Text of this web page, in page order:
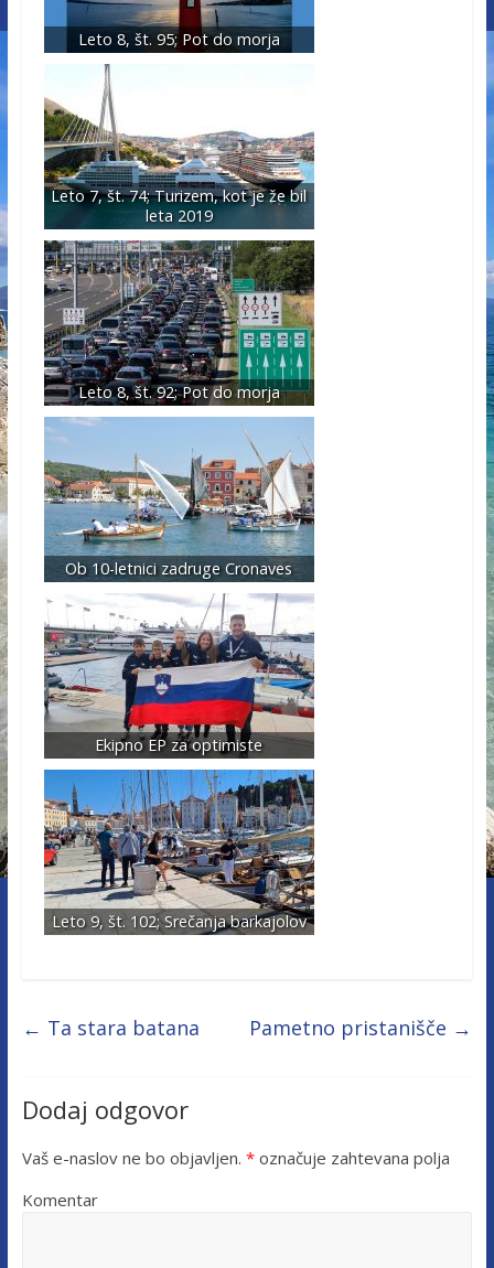
Leto 8, št. 95; Pot do morja
Leto 7, št. 74; Turizem, kot je že bil
leta 2019
Leto 8, št. 92; Pot do morja
Ob 10-letnici zadruge Cronaves
Ekipno EP za optimiste
Leto 9, št. 102; Srečanja barkajolov
← Ta stara batana Pametno pristanišče →
Dodaj odgovor
Vaš e-naslov ne bo objavljen. *označuje zahtevana polja
Komentar